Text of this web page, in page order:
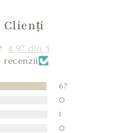
Clienți
4.97 din 5
recenzii
67
0
1
0